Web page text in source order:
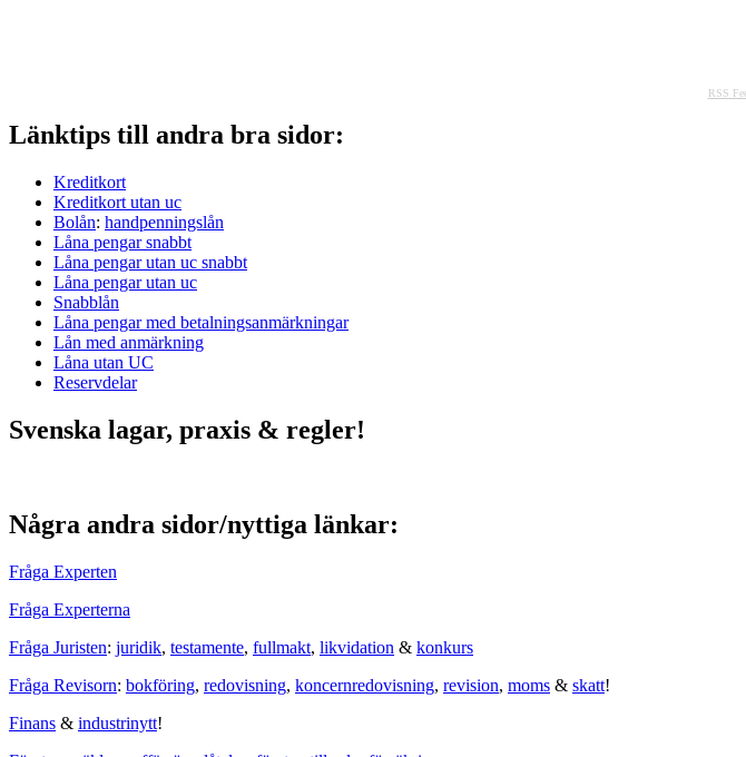
RSS
Länktips till andra bra sidor:
Kreditkort
Kreditkort utan uc
Bolån: handpenningslån
Låna pengar snabbt
Låna pengar utan uc snabbt
Låna pengar utan uc
Snabblån
Låna pengar med betalningsanmärkningar
Lån med anmärkning
Låna utan UC
Reservdelar
Svenska lagar, praxis & regler!
Några andra sidor/nyttiga länkar:
Fråga Experten
Fråga Experterna
Fråga Juristen: juridik, testamente, fullmakt, likvidation & konkurs
Fråga Revisorn: bokföring, redovisning, koncernredovisning, revision, moms & skatt!
Finans & industrinytt!